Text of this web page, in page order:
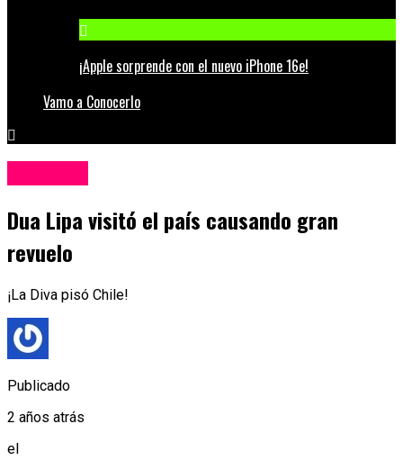
¡Apple sorprende con el nuevo iPhone 16e!
Vamo a Conocerlo
Dua Lipa visitó el país causando gran
revuelo
¡La Diva pisó Chile!
Publicado
2 años atrás
el